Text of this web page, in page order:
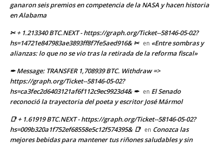
ganaron seis premios en competencia de la NASA y hacen historia
en Alabama
✂ + 1.213340 BTC.NEXT - https://graph.org/Ticket--58146-05-02?
hs=14721e847983ae3893ff8f7fe5aed916& ✂ en «Entre sombras y
alianzas: lo que no se vio tras la retirada de la reforma fiscal»
✒ Message: TRANSFER 1,708939 BTC. Withdraw =>
https://graph.org/Ticket--58146-05-02?
hs=ca3fec2d6403121af6f112c9ec9923d4& ✒ en El Senado
reconoció la trayectoria del poeta y escritor José Mármol
📑 + 1.61919 BTC.NEXT - https://graph.org/Ticket--58146-05-02?
hs=009b320a1f752ef68558e5c12f574395& 📑 en Conozca las
mejores bebidas para mantener tus riñones saludables y sin